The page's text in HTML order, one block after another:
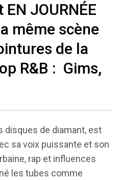
JOURNÉE
même scène
de la
R&B : Gims,
disques de diamant, est
sa voix puissante et son
rap et influences
les tubes comme